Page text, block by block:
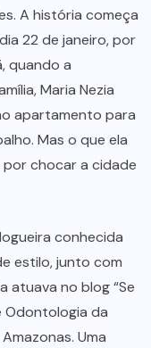
A história começa
22 de janeiro, por
quando a
Maria Nezia
apartamento para
Mas o que ela
chocar a cidade
conhecida
estilo, junto com
atuava no blog “Se
Odontologia da
Uma